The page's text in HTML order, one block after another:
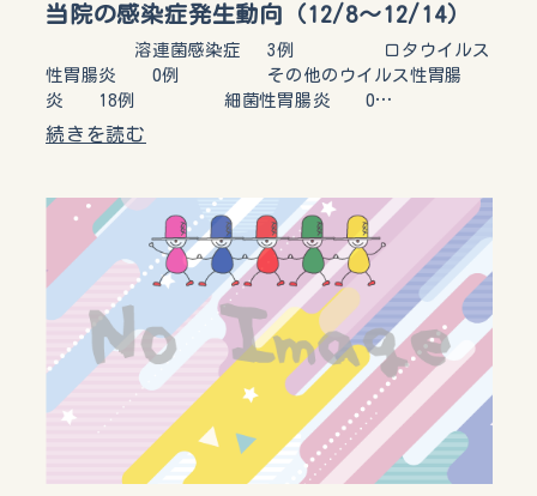
当院の感染症発生動向（12/8～12/14）
溶連菌感染症 3例 ロタウイルス
性胃腸炎 0例 その他のウイルス性胃腸
炎 18例 細菌性胃腸炎 0…
続きを読む